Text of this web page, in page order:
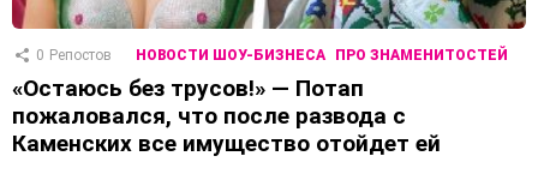
0 Репостов НОВОСТИ ШОУ-БИЗНЕСА ПРО ЗНАМЕНИТОСТЕЙ
«Остаюсь без трусов!» — Потап
пожаловался, что после развода с
Каменских все имущество отойдет ей